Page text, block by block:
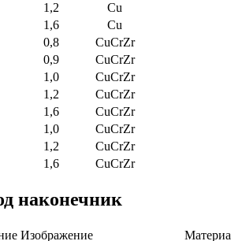
1,2
Cu
1,6
Cu
0,8
CuCrZr
0,9
CuCrZr
1,0
CuCrZr
1,2
CuCrZr
1,6
CuCrZr
1,0
CuCrZr
1,2
CuCrZr
1,6 CuCrZr
наконечник
Изображение